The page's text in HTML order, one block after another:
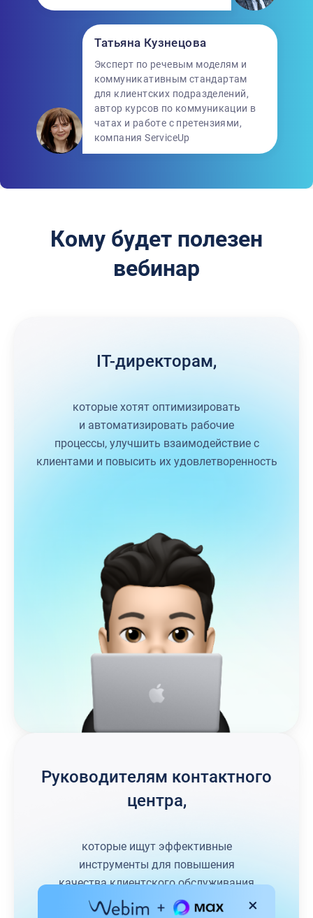
Татьяна Кузнецова
Эксперт по речевым моделям и
коммуникативным стандартам
для клиентских подразделений,
автор курсов по коммуникации в
чатах и работе с претензиями,
компания ServiceUp
Кому будет полезен
вебинар
IT-директорам,
которые хотят оптимизировать
и автоматизировать рабочие
процессы, улучшить взаимодействие с
клиентами и повысить их удовлетворенность
Руководителям контактного
центра,
которые ищут эффективные
инструменты для повышения
качества клиентского обслуживания